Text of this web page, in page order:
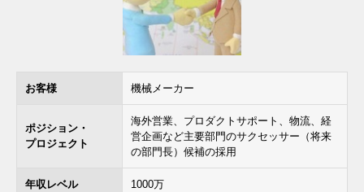
お客様 機械メーカー
ポジション・
プロジェクト
海外営業、プロダクトサポート、物流、経
営企画など主要部門のサクセッサー（将来
の部門長）候補の採用
年収レベル 1000万